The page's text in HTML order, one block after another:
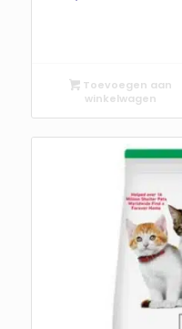
Toevoegen aan
winkelwagen